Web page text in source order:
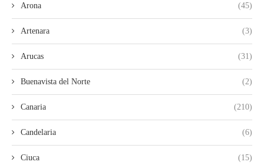
Arona (45)
Artenara (3)
Arucas (31)
Buenavista del Norte (2)
Canaria (210)
Candelaria (6)
Ciuca (15)